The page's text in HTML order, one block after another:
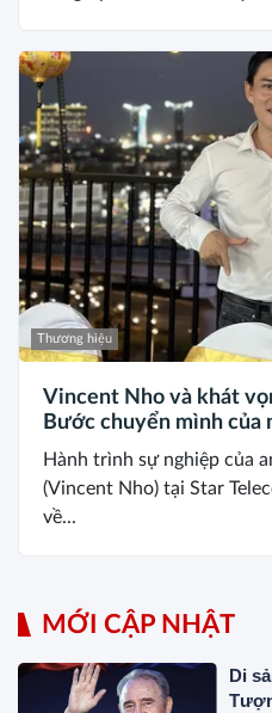
Thương hiệu
Vincent Nho và khát
Bước chuyển mình của
Hành trình sự nghiệp của
(Vincent Nho) tại Star
về...
MỚI CẬP NHẬT
Di